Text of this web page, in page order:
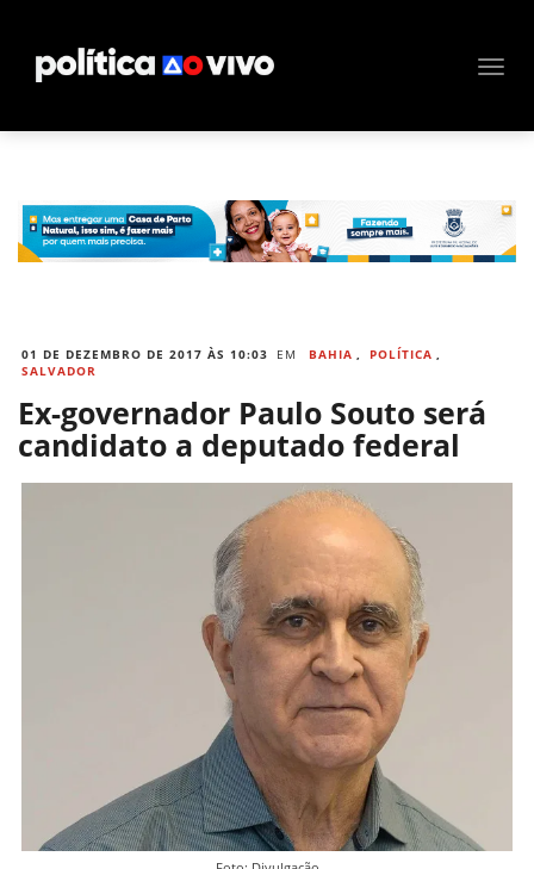
01 DE DEZEMBRO DE 2017 ÀS 10:03 EM BAHIA , POLÍTICA ,
SALVADOR
Ex-governador Paulo Souto será
candidato a deputado federal